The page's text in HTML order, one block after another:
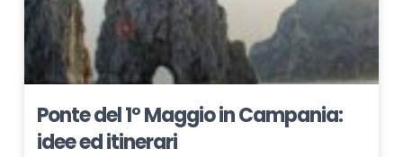
Ponte del 1° Maggio in Campania:
idee ed itinerari